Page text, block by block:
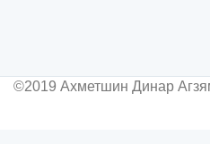
©2019 Ахметшин Динар